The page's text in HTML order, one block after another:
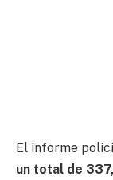
El informe
un total de